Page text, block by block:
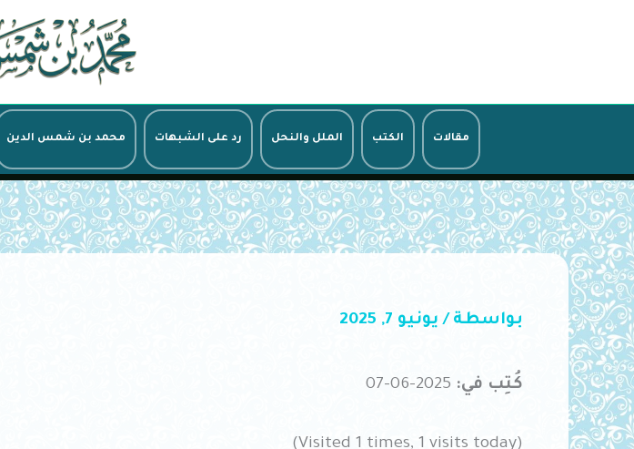
مقالات الكتب الملل والنحل رد على الشبهات محمد بن شمس الدين
بواسطة / يونيو 7, 2025
كُتِب في: 2025-06-07
(Visited 1 times, 1 visits today)